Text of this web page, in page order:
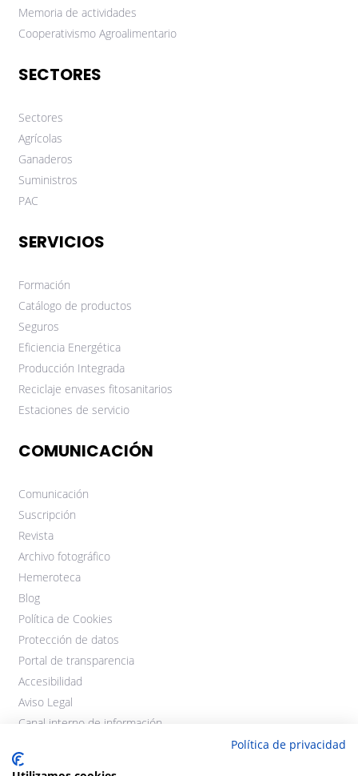
Memoria de actividades
Cooperativismo Agroalimentario
SECTORES
Sectores
Agrícolas
Ganaderos
Suministros
PAC
SERVICIOS
Formación
Catálogo de productos
Seguros
Eficiencia Energética
Producción Integrada
Reciclaje envases fitosanitarios
Estaciones de servicio
COMUNICACIÓN
Comunicación
Suscripción
Revista
Archivo fotográfico
Hemeroteca
Blog
Política de Cookies
Protección de datos
Portal de transparencia
Accesibilidad
Aviso Legal
Canal interno de información
Política de privacidad